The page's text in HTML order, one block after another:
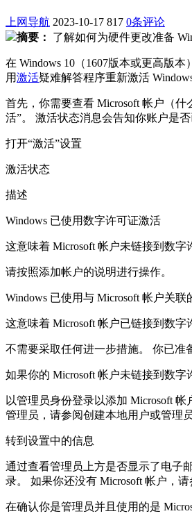
上网导航 2023-10-17 817 0条评论
摘要：
了解如何为硬件更改准备
在 Windows 10（1607版本或更高版本
用激活疑难解答程序重新激活 Windows
首先，你需要查看 Microsoft 帐户（什
活”。 激活状态消息会告知你账户是否
打开“激活”设置
激活状态
描述
Windows 已使用数字许可证激活
这意味着 Microsoft 帐户未链接到数字
请按照添加帐户的说明进行操作。
Windows 已使用与 Microsoft 帐户关
这意味着 Microsoft 帐户已链接到数字
不需要采取任何进一步措施。 你已准
如果你的 Microsoft 帐户未链接到数字
以管理员身份登录以添加 Microsoft
管理员，请参阅创建本地用户或管理员
转到设置中的信息
通过查看管理员上方是否显示了电子
录。 如果你还没有 Microsoft 帐户，请
在确认你是管理员并且使用的是